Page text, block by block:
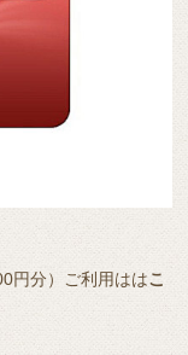
円分）ご利用ははこ